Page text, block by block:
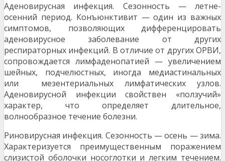
Аденовирусная инфекция. Сезонность — летне-
осенний период. Конъюнктивит — один из важных
симптомов, позволяющих дифференцировать
аденовирусное заболе­вание от других
респираторных инфекций. В отличие от других ОРВИ,
сопровождается лимфаденопатией — увели­чением
шейных, подчелюстных, иногда медиастинальных
или мезентериальных лимфатических узлов.
Аденовирусной инфекции свойствен «ползучий»
характер, что определяет длительное,
волнообразное течение болезни.
Риновирусная инфекция. Сезонность — осень — зима.
Характеризуется преимущественным поражением
слизи­стой оболочки носоглотки и легким течением.